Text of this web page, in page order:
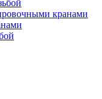
кранами